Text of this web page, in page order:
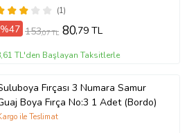
(1)
%47 153,07 TL 80,79 TL
TL'den Başlayan Taksitlerle
Fırçası 3 Numara Samur
Boya Fırça No:3 1 Adet (Bordo)
ile Teslimat